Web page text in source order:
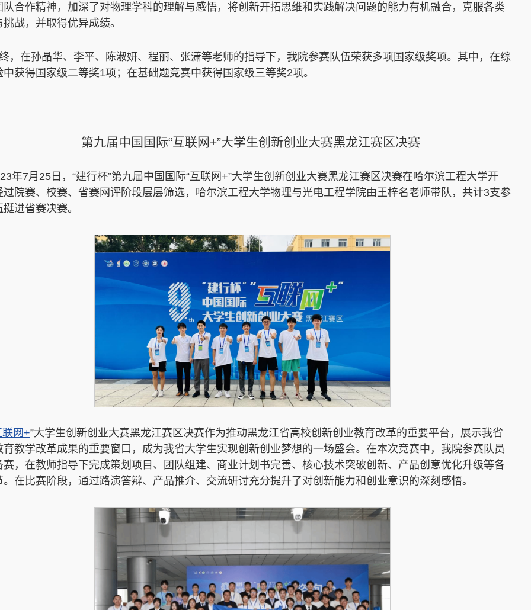
队合作精神，加深了对物理学科的理解与感悟，将创新开拓思维和实践解决问题的能力有机融合，克服各类
战，并取得优异成绩。
，在孙晶华、李平、陈淑妍、程丽、张潇等老师的指导下，我院参赛队伍荣获多项国家级奖项。其中，在综
中获得国家级二等奖1项；在基础题竞赛中获得国家级三等奖2项。
第九届中国国际“互联网+”大学生创新创业大赛黑龙江赛区决赛
年7月25日，“建行杯”第九届中国国际“互联网+”大学生创新创业大赛黑龙江赛区决赛在哈尔滨工程大学开
过院赛、校赛、省赛网评阶段层层筛选，哈尔滨工程大学物理与光电工程学院由王梓名老师带队，共计3支参
进省赛决赛。
联网+”大学生创新创业大赛黑龙江赛区决赛作为推动黑龙江省高校创新创业教育改革的重要平台，展示我省
育教学改革成果的重要窗口，成为我省大学生实现创新创业梦想的一场盛会。在本次竞赛中，我院参赛队员
赛，在教师指导下完成策划项目、团队组建、商业计划书完善、核心技术突破创新、产品创意优化升级等各
。在比赛阶段，通过路演答辩、产品推介、交流研讨充分提升了对创新能力和创业意识的深刻感悟。